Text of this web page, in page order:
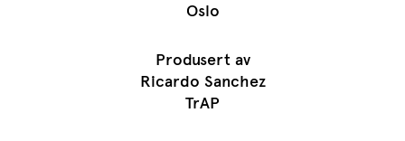
Oslo
Produsert av
Ricardo Sanchez
TrAP